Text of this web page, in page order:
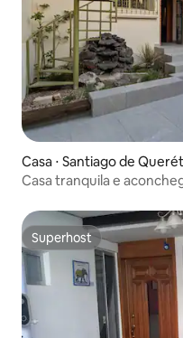
Casa ⋅ Santiago de
Casa tranquila e
Superhost
Superhost